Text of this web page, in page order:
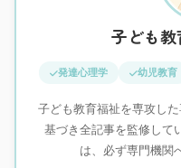
子ども
発達心理学 幼児教育
子ども教育福祉を専攻し
基づき全記事を監修して
は、必ず専門機関